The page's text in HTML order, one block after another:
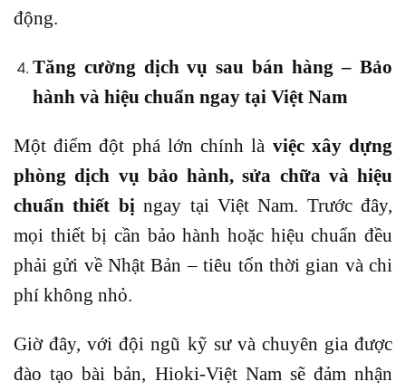
động.
Tăng cường dịch vụ sau bán hàng – Bảo
hành và hiệu chuẩn ngay tại Việt Nam
Một điểm đột phá lớn chính là việc xây dựng
phòng dịch vụ bảo hành, sửa chữa và hiệu
chuẩn thiết bị ngay tại Việt Nam. Trước đây,
mọi thiết bị cần bảo hành hoặc hiệu chuẩn đều
phải gửi về Nhật Bản – tiêu tốn thời gian và chi
phí không nhỏ.
Giờ đây, với đội ngũ kỹ sư và chuyên gia được
đào tạo bài bản, Hioki-Việt Nam sẽ đảm nhận